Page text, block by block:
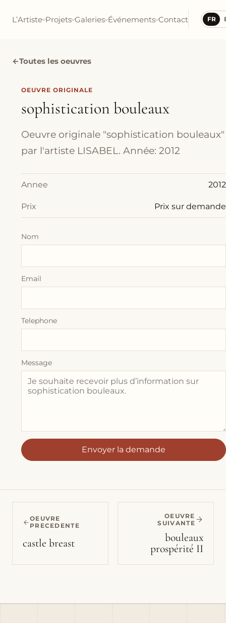
L’Artiste Projets Galeries Événements Contact FR
←Toutes les oeuvres
OEUVRE ORIGINALE
sophistication bouleaux
Oeuvre originale "sophistication bouleaux"
par l'artiste LISABEL. Année: 2012
Annee 2012
Prix Prix sur demande
Nom
Email
Telephone
Message
Envoyer la demande
OEUVRE
PRECEDENTE
castle breast
OEUVRE
SUIVANTE
bouleaux
prospérité II